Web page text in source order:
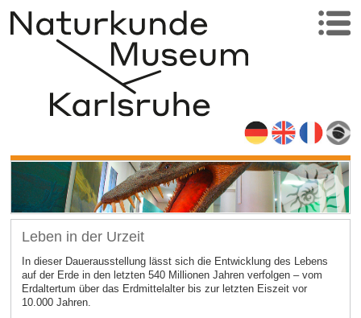
Leben in der Urzeit
In dieser Dauerausstellung lässt sich die Entwicklung des Lebens
auf der Erde in den letzten 540 Millionen Jahren verfolgen – vom
Erdaltertum über das Erdmittelalter bis zur letzten Eiszeit vor
10.000 Jahren.